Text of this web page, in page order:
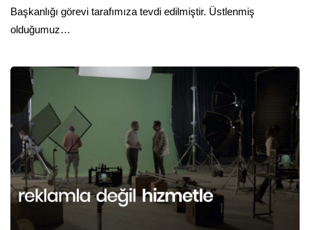
Başkanlığı görevi tarafımıza tevdi edilmiştir. Üstlenmiş
olduğumuz…